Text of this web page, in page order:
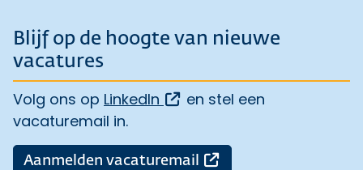
Blijf op de hoogte van nieuwe
vacatures
Volg ons op LinkedIn Opent een externe link
en stel een
vacaturemail in.
Aanmelden vacaturemail